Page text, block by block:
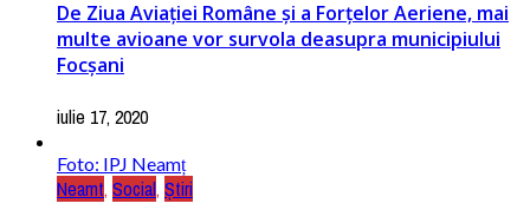
De Ziua Aviației Române și a Forțelor Aeriene, mai
multe avioane vor survola deasupra municipiului
Focșani
iulie 17, 2020
Foto: IPJ Neamț
Neamt, Social, Știri